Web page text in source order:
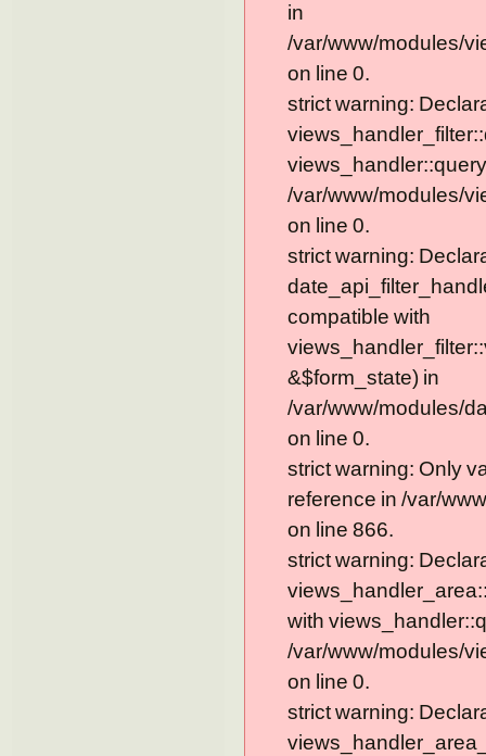
in
/var/www/modules/
on line 0.
strict warning:
/var/www/modules/
on line 0.
strict warning:
compatible with
&$form_state) in
/var/www/modules/
on line 0.
strict warning: Only
reference in /var/
on line 866.
strict warning:
with
/var/www/modules/
on line 0.
strict warning: